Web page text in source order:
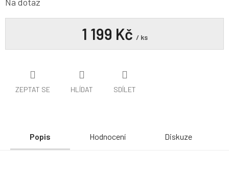
ZEPTAT SE HLÍDAT SDÍLET
1 199 Kč / ks
Popis Hodnocení Diskuze